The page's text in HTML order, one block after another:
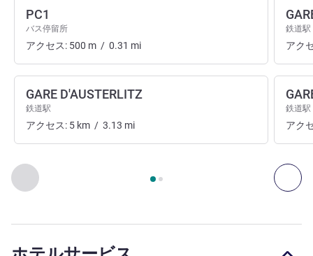
前に戻る - アクセスと交通手段 次
2ページ中 , アクセスと交通手段 1 :, アクセスと交
PC1
バス停留所
アクセス: 500 m / 0.31 mi
GARE D'AUSTERLITZ
鉄道駅
アクセス: 5 km / 3.13 mi
鉄道駅
アク
鉄道駅
アク